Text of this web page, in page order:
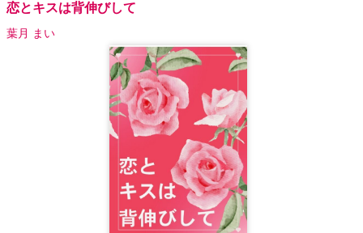
恋とキスは背伸びして
葉月 まい